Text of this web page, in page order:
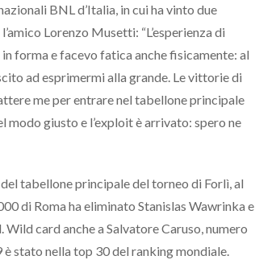
BNL d’Italia, in cui ha vinto due
Lorenzo Musetti: “L’esperienza di
forma e facevo fatica anche fisicamente: al
ad esprimermi alla grande. Le vittorie di
me per entrare nel tabellone principale
modo giusto e l’exploit è arrivato: spero ne
tabellone principale del torneo di Forlì, al
di Roma ha eliminato Stanislas Wawrinka e
card anche a Salvatore Caruso, numero
stato nella top 30 del ranking mondiale.